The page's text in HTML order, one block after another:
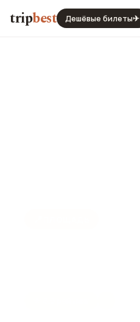
tripbest Дешёвые билеты✈